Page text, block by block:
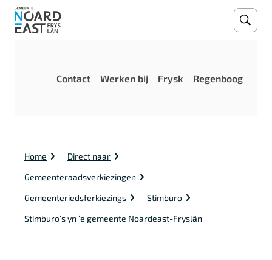
Open
e
Contact Werken bij Frysk Regenboog
K
u
m
l
Home
Direct naar
Gemeenteraadsverkiezingen
Gemeenteriedsferkiezings
Stimburo
Stimburo’s yn ‘e gemeente Noardeast-Fryslân